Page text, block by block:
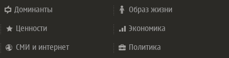
Доминанты Образ жизни
Ценности Экономика
СМИ и интернет Политика